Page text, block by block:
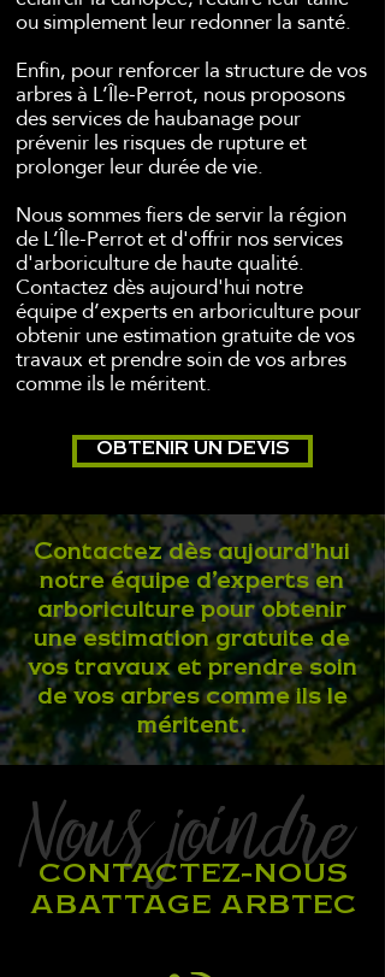
ou simplement leur redonner la santé.
Enfin, pour renforcer la structure de vos
arbres à L’Île-Perrot, nous proposons
des services de haubanage pour
prévenir les risques de rupture et
prolonger leur durée de vie.
Nous sommes fiers de servir la région
de L’Île-Perrot et d'offrir nos services
d'arboriculture de haute qualité.
Contactez dès aujourd'hui notre
équipe d’experts en arboriculture pour
obtenir une estimation gratuite de vos
travaux et prendre soin de vos arbres
comme ils le méritent.
OBTENIR UN DEVIS
Contactez dès aujourd'hui
notre équipe d’experts en
arboriculture pour obtenir
une estimation gratuite de
vos travaux et prendre soin
de vos arbres comme ils le
méritent.
Nous joindre
CONTACTEZ-NOUS
ABATTAGE ARBTEC